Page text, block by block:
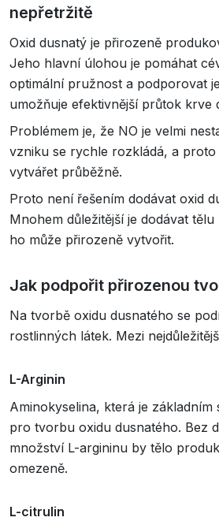
nepřetržitě
Oxid dusnatý je přirozeně
Jeho hlavní úlohou je pomáhat
optimální pružnost a podporovat
umožňuje efektivnější průtok krve
Problémem je, že NO je velmi
vzniku se rychle rozkládá, a
vytvářet průběžně.
Proto není řešením dodávat oxid
Mnohem důležitější je dodávat
ho může přirozeně vytvořit.
Jak podpořit přirozenou
Na tvorbě oxidu dusnatého se
rostlinných látek. Mezi
L-Arginin
Aminokyselina, která je základním
pro tvorbu oxidu dusnatého. Bez
množství L-argininu by tělo
omezeně.
L-citrulin